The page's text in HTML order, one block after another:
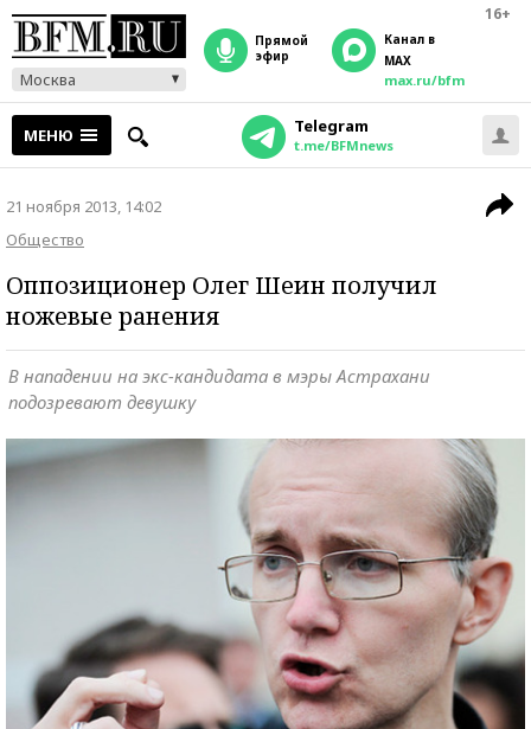
16+
Москва
прямой
эфир
Канал в
MAX
max.ru/bfm
МЕНЮ Telegram
t.me/BFMnews
21 ноября 2013, 14:02
Общество
Оппозиционер Олег Шеин получил
ножевые ранения
В нападении на экс-кандидата в мэры Астрахани
подозревают девушку